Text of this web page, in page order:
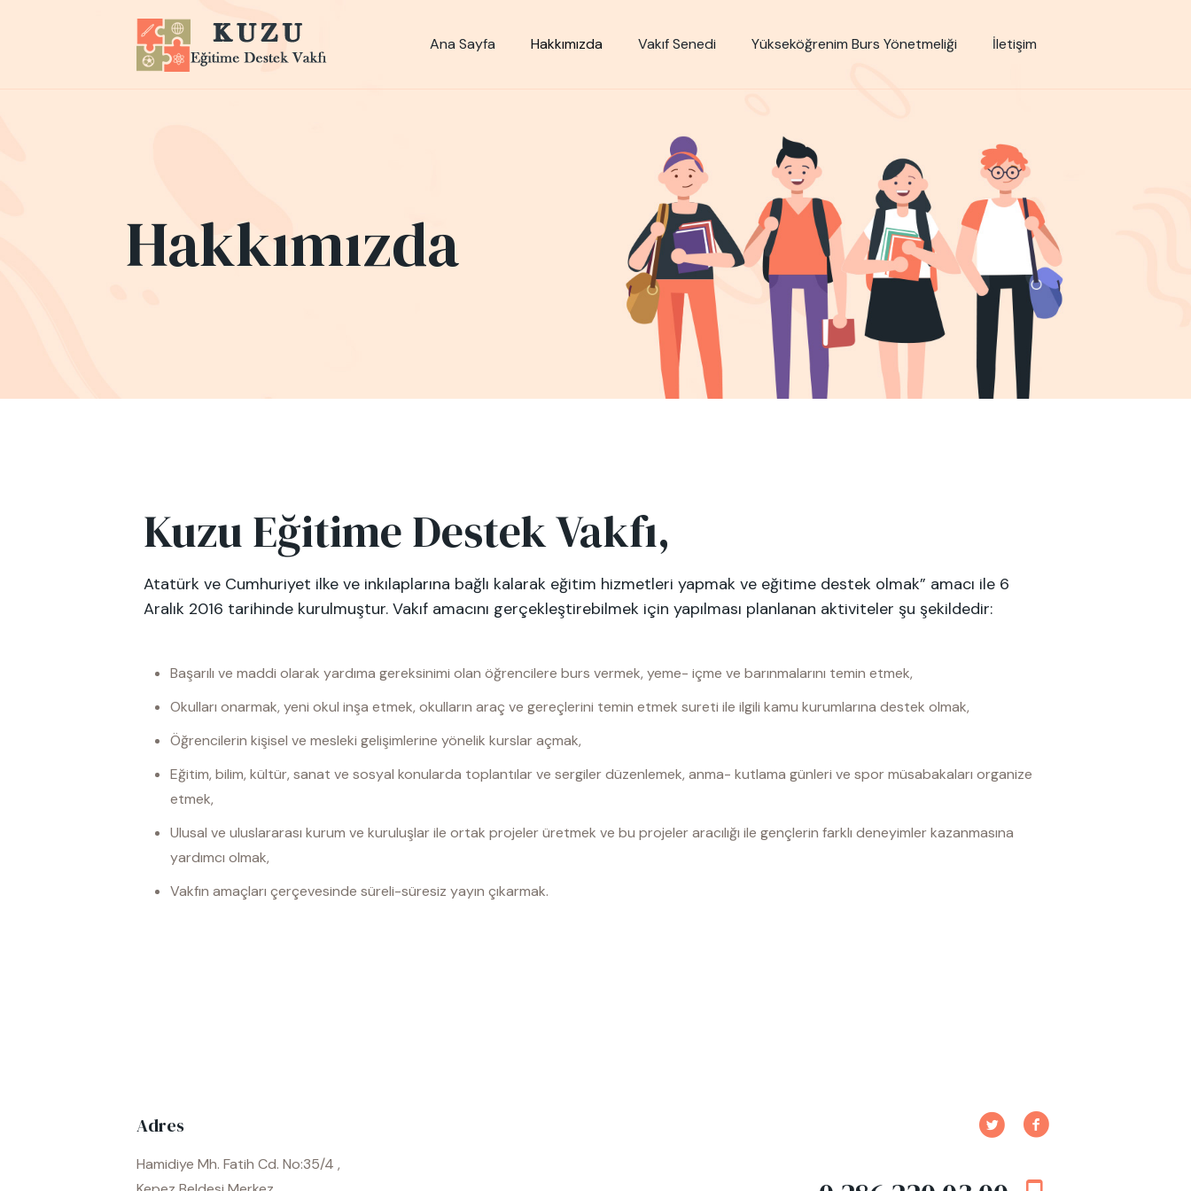
Ana Sayfa Hakkımızda Vakıf Senedi Yükseköğrenim Burs Yönetmeliği İletişim
Hakkımızda
Kuzu Eğitime Destek Vakfı,
Atatürk ve Cumhuriyet ilke ve inkılaplarına bağlı kalarak eğitim hizmetleri yapmak ve eğitime destek olmak” amacı ile 6
Aralık 2016 tarihinde kurulmuştur. Vakıf amacını gerçekleştirebilmek için yapılması planlanan aktiviteler şu şekildedir:
Başarılı ve maddi olarak yardıma gereksinimi olan öğrencilere burs vermek, yeme- içme ve barınmalarını temin etmek,
Okulları onarmak, yeni okul inşa etmek, okulların araç ve gereçlerini temin etmek sureti ile ilgili kamu kurumlarına destek olmak,
Öğrencilerin kişisel ve mesleki gelişimlerine yönelik kurslar açmak,
Eğitim, bilim, kültür, sanat ve sosyal konularda toplantılar ve sergiler düzenlemek, anma- kutlama günleri ve spor müsabakaları organize
etmek,
Ulusal ve uluslararası kurum ve kuruluşlar ile ortak projeler üretmek ve bu projeler aracılığı ile gençlerin farklı deneyimler kazanmasına
yardımcı olmak,
Vakfın amaçları çerçevesinde süreli-süresiz yayın çıkarmak.
Adres
Hamidiye Mh. Fatih Cd. No:35/4 ,